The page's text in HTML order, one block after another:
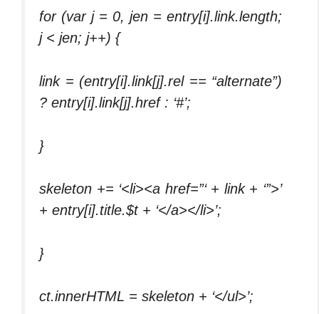
for (var j = 0, jen = entry[i].link.length;
j < jen; j++) {
link = (entry[i].link[j].rel == “alternate”)
? entry[i].link[j].href : ‘#’;
}
skeleton += ‘<li><a href=”‘ + link + ‘”>’
+ entry[i].title.$t + ‘</a></li>’;
}
ct.innerHTML = skeleton + ‘</ul>’;